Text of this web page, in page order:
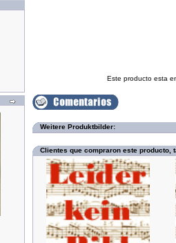
Este producto esta
Weitere Produktbilder:
Clientes que compraron este producto,